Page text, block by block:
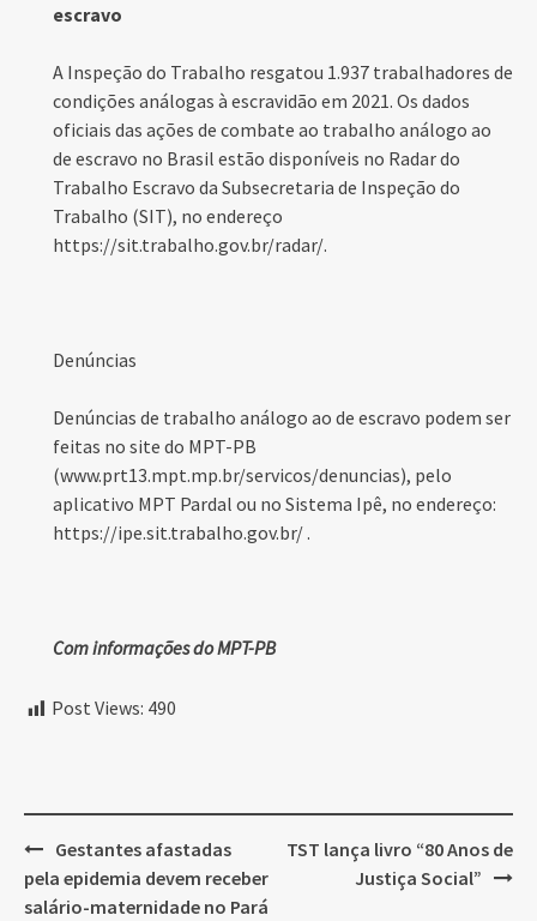
escravo
A Inspeção do Trabalho resgatou 1.937 trabalhadores de
condições análogas à escravidão em 2021. Os dados
oficiais das ações de combate ao trabalho análogo ao
de escravo no Brasil estão disponíveis no Radar do
Trabalho Escravo da Subsecretaria de Inspeção do
Trabalho (SIT), no endereço
https://sit.trabalho.gov.br/radar/.
Denúncias
Denúncias de trabalho análogo ao de escravo podem ser
feitas no site do MPT-PB
(www.prt13.mpt.mp.br/servicos/denuncias), pelo
aplicativo MPT Pardal ou no Sistema Ipê, no endereço:
https://ipe.sit.trabalho.gov.br/ .
Com informações do MPT-PB
Post Views: 490
Post
navigation
Gestantes afastadas
pela epidemia devem receber
salário-maternidade no Pará
TST lança livro “80 Anos de
Justiça Social”